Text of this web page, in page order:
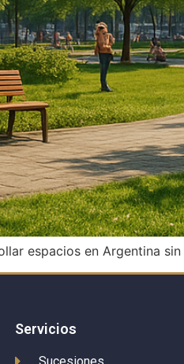
espacios en Argentina
Servicios
Sucesiones